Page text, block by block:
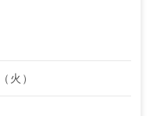
火）